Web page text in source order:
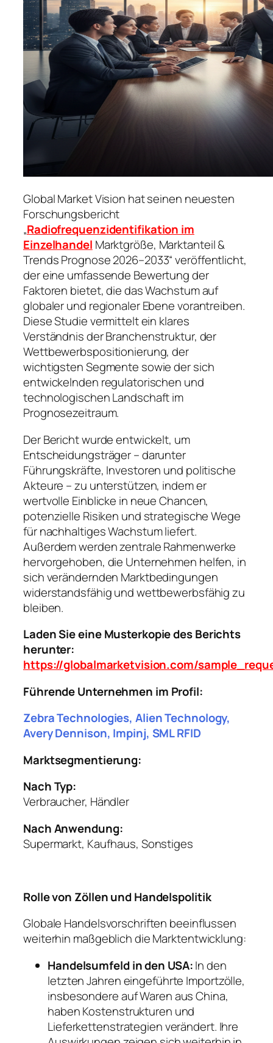
Global Market Vision hat seinen neuesten
Forschungsbericht
„Radiofrequenzidentifikation im
Einzelhandel Marktgröße, Marktanteil &
Trends Prognose 2026–2033“ veröffentlicht,
der eine umfassende Bewertung der
Faktoren bietet, die das Wachstum auf
globaler und regionaler Ebene vorantreiben.
Diese Studie vermittelt ein klares
Verständnis der Branchenstruktur, der
Wettbewerbspositionierung, der
wichtigsten Segmente sowie der sich
entwickelnden regulatorischen und
technologischen Landschaft im
Prognosezeitraum.
Der Bericht wurde entwickelt, um
Entscheidungsträger – darunter
Führungskräfte, Investoren und politische
Akteure – zu unterstützen, indem er
wertvolle Einblicke in neue Chancen,
potenzielle Risiken und strategische Wege
für nachhaltiges Wachstum liefert.
Außerdem werden zentrale Rahmenwerke
hervorgehoben, die Unternehmen helfen, in
sich verändernden Marktbedingungen
widerstandsfähig und wettbewerbsfähig zu
bleiben.
Laden Sie eine Musterkopie des Berichts
herunter:
https://globalmarketvision.com/
Führende Unternehmen im Profil:
Zebra Technologies, Alien Technology,
Avery Dennison, Impinj, SML RFID
Marktsegmentierung:
Nach Typ:
Verbraucher, Händler
Nach Anwendung:
Supermarkt, Kaufhaus, Sonstiges
Rolle von Zöllen und Handelspolitik
Globale Handelsvorschriften beeinflussen
weiterhin maßgeblich die Marktentwicklung:
Handelsumfeld in den USA:In den
letzten Jahren eingeführte Importzölle,
insbesondere auf Waren aus China,
haben Kostenstrukturen und
Lieferkettenstrategien verändert. Ihre